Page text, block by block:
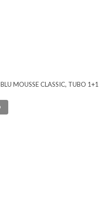
BLU MOUSSE CLASSIC, TUBO 1+1